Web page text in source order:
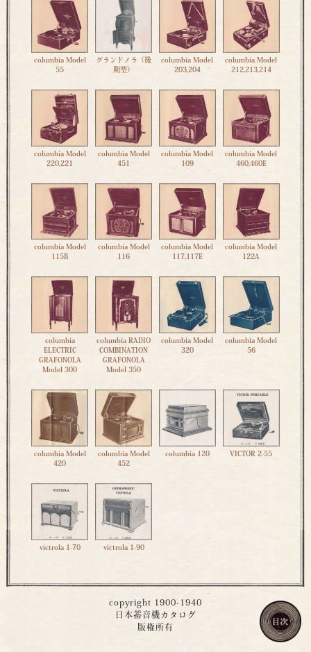
columbia Model
55
グランドノラ（後
期型）
columbia Model
203,204
columbia Model
212,213,214
columbia Model
220,221
columbia Model
451
columbia Model
109
columbia Model
460,460E
columbia Model
115B
columbia Model
116
columbia Model
117,117E
columbia Model
122A
columbia
ELECTRIC
GRAFONOLA
Model 300
columbia RADIO
COMBINATION
GRAFONOLA
Model 350
columbia Model
320
columbia Model
56
columbia Model
420
columbia Model
452
columbia 120 VICTOR 2-55
victrola 1-70 victrola 1-90
copyright 1900-1940
日本蓄音機カタログ
版権所有